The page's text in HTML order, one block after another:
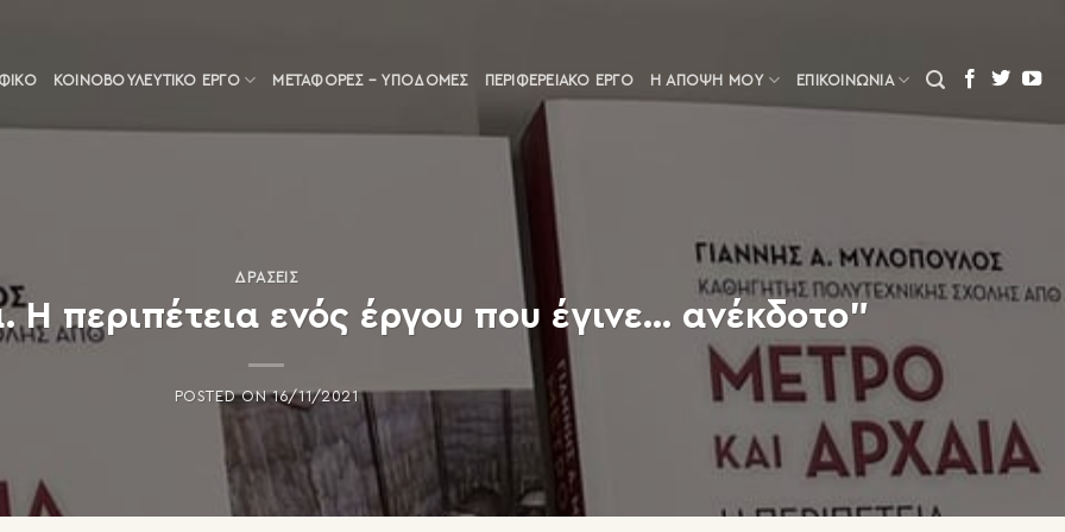
ΚΟΙΝΟΒΟΥΛΕΥΤΙΚΌ ΈΡΓΟ ΜΕΤΑΦΟΡΈΣ – ΥΠΟΔΟΜΈΣ ΠΕΡΙΦΕΡΕΙΑΚΌ ΈΡΓΟ Η ΆΠΟΨΗ ΜΟΥ ΕΠΙΚΟΙΝΩΝΙΑ
ΔΡΆΣΕΙΣ
Η περιπέτεια ενός έργου που έγινε… ανέκδοτο”
POSTED ON16/11/2021